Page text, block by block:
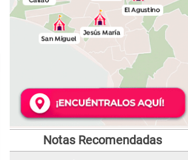
Notas Recomendadas